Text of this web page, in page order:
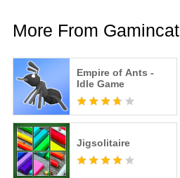
More From Gamincat
Empire of Ants -
Idle Game
Jigsolitaire